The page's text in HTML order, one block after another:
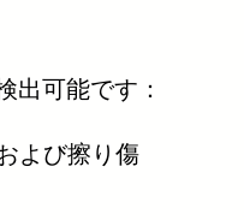
出可能です：
よび擦り傷